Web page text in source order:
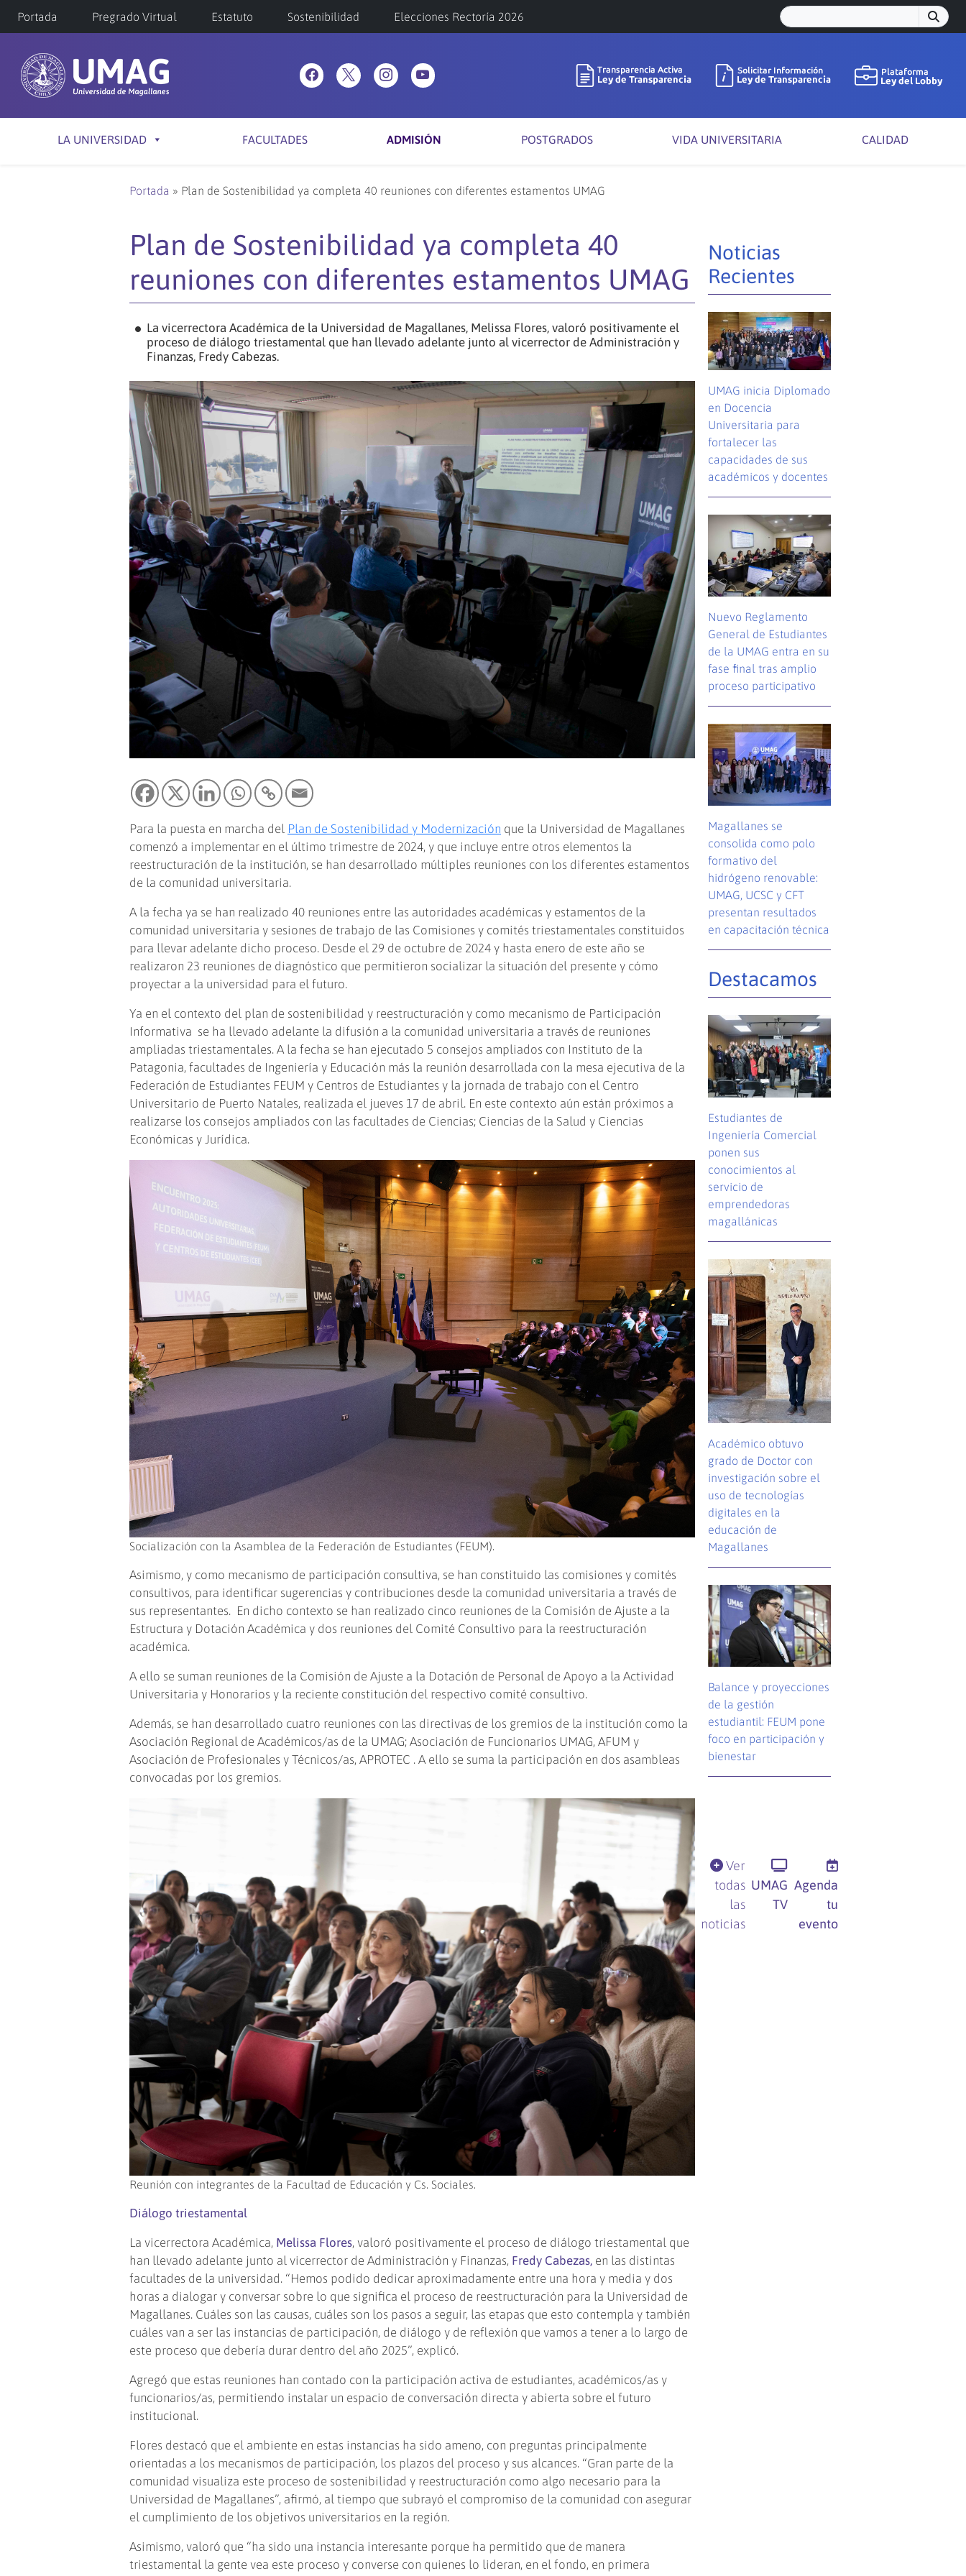
Portada Pregrado Virtual Estatuto Sostenibilidad Elecciones Rectoría 2026
LA UNIVERSIDAD FACULTADES ADMISIÓN POSTGRADOS VIDA UNIVERSITARIA CALIDAD
Portada » Plan de Sostenibilidad ya completa 40 reuniones con diferentes estamentos UMAG
Plan de Sostenibilidad ya completa 40
reuniones con diferentes estamentos UMAG
La vicerrectora Académica de la Universidad de Magallanes, Melissa Flores, valoró positivamente el
proceso de diálogo triestamental que han llevado adelante junto al vicerrector de Administración y
Finanzas, Fredy Cabezas.
Para la puesta en marcha del Plan de Sostenibilidad y Modernización que la Universidad de Magallanes
comenzó a implementar en el último trimestre de 2024, y que incluye entre otros elementos la
reestructuración de la institución, se han desarrollado múltiples reuniones con los diferentes estamentos
de la comunidad universitaria.
A la fecha ya se han realizado 40 reuniones entre las autoridades académicas y estamentos de la
comunidad universitaria y sesiones de trabajo de las Comisiones y comités triestamentales constituidos
para llevar adelante dicho proceso. Desde el 29 de octubre de 2024 y hasta enero de este año se
realizaron 23 reuniones de diagnóstico que permitieron socializar la situación del presente y cómo
proyectar a la universidad para el futuro.
Ya en el contexto del plan de sostenibilidad y reestructuración y como mecanismo de Participación
Informativa se ha llevado adelante la difusión a la comunidad universitaria a través de reuniones
ampliadas triestamentales. A la fecha se han ejecutado 5 consejos ampliados con Instituto de la
Patagonia, facultades de Ingeniería y Educación más la reunión desarrollada con la mesa ejecutiva de la
Federación de Estudiantes FEUM y Centros de Estudiantes y la jornada de trabajo con el Centro
Universitario de Puerto Natales, realizada el jueves 17 de abril. En este contexto aún están próximos a
realizarse los consejos ampliados con las facultades de Ciencias; Ciencias de la Salud y Ciencias
Económicas y Jurídica.
Socialización con la Asamblea de la Federación de Estudiantes (FEUM).
Asimismo, y como mecanismo de participación consultiva, se han constituido las comisiones y comités
consultivos, para identificar sugerencias y contribuciones desde la comunidad universitaria a través de
sus representantes. En dicho contexto se han realizado cinco reuniones de la Comisión de Ajuste a la
Estructura y Dotación Académica y dos reuniones del Comité Consultivo para la reestructuración
académica.
A ello se suman reuniones de la Comisión de Ajuste a la Dotación de Personal de Apoyo a la Actividad
Universitaria y Honorarios y la reciente constitución del respectivo comité consultivo.
Además, se han desarrollado cuatro reuniones con las directivas de los gremios de la institución como la
Asociación Regional de Académicos/as de la UMAG; Asociación de Funcionarios UMAG, AFUM y
Asociación de Profesionales y Técnicos/as, APROTEC . A ello se suma la participación en dos asambleas
convocadas por los gremios.
Reunión con integrantes de la Facultad de Educación y Cs. Sociales.
Diálogo triestamental
La vicerrectora Académica, Melissa Flores, valoró positivamente el proceso de diálogo triestamental que
han llevado adelante junto al vicerrector de Administración y Finanzas, Fredy Cabezas, en las distintas
facultades de la universidad. “Hemos podido dedicar aproximadamente entre una hora y media y dos
horas a dialogar y conversar sobre lo que significa el proceso de reestructuración para la Universidad de
Magallanes. Cuáles son las causas, cuáles son los pasos a seguir, las etapas que esto contempla y también
cuáles van a ser las instancias de participación, de diálogo y de reflexión que vamos a tener a lo largo de
este proceso que debería durar dentro del año 2025”, explicó.
Agregó que estas reuniones han contado con la participación activa de estudiantes, académicos/as y
funcionarios/as, permitiendo instalar un espacio de conversación directa y abierta sobre el futuro
institucional.
Flores destacó que el ambiente en estas instancias ha sido ameno, con preguntas principalmente
orientadas a los mecanismos de participación, los plazos del proceso y sus alcances. “Gran parte de la
comunidad visualiza este proceso de sostenibilidad y reestructuración como algo necesario para la
Universidad de Magallanes”, afirmó, al tiempo que subrayó el compromiso de la comunidad con asegurar
el cumplimiento de los objetivos universitarios en la región.
Asimismo, valoró que “ha sido una instancia interesante porque ha permitido que de manera
triestamental la gente vea este proceso y converse con quienes lo lideran, en el fondo, en primera
Noticias
Recientes
UMAG inicia Diplomado
en Docencia
Universitaria para
fortalecer las
capacidades de sus
académicos y docentes
Nuevo Reglamento
General de Estudiantes
de la UMAG entra en su
fase final tras amplio
proceso participativo
Magallanes se
consolida como polo
formativo del
hidrógeno renovable:
UMAG, UCSC y CFT
presentan resultados
en capacitación técnica
Destacamos
Estudiantes de
Ingeniería Comercial
ponen sus
conocimientos al
servicio de
emprendedoras
magallánicas
Académico obtuvo
grado de Doctor con
investigación sobre el
uso de tecnologías
digitales en la
educación de
Magallanes
Balance y proyecciones
de la gestión
estudiantil: FEUM pone
foco en participación y
bienestar
Ver
todas
las
noticias
UMAG
TV
Agenda
tu
evento